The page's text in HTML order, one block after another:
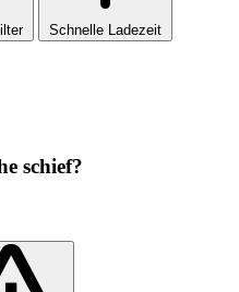
Schnelle Ladezeit
schief?